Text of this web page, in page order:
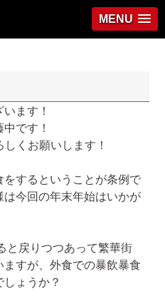
MENU
ます！
です！
くお願いします！
するということが条例で
今回の年末年始はいかが
と戻りつつあって繁華街
すが、外食での暴飲暴食
ょうか？